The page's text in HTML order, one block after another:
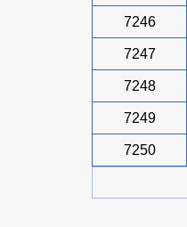
7246
7247
7248
7249
7250